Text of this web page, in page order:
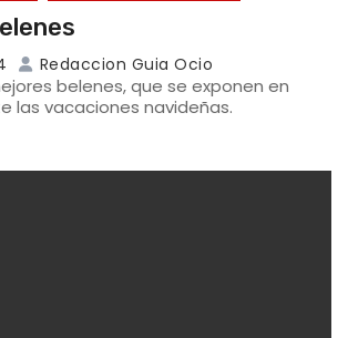
Redaccion Guia Ocio
belenes, que se exponen en
las vacaciones navideñas.